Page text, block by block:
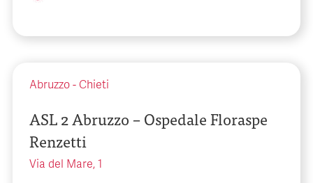
Abruzzo - Chieti
ASL 2 Abruzzo – Ospedale Floraspe
Renzetti
Via del Mare, 1